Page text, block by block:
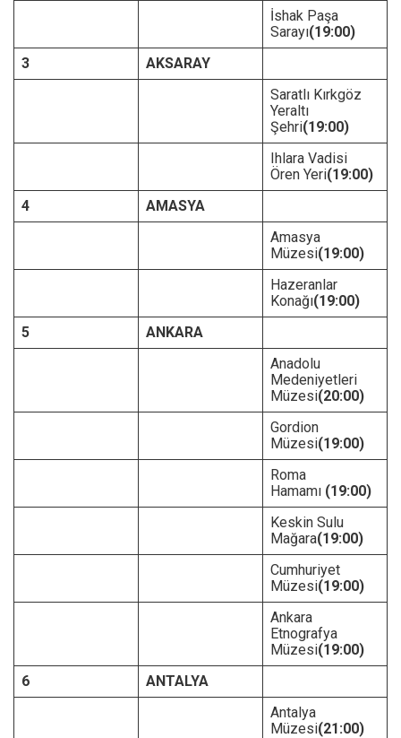
İshak Paşa
Sarayı(19:00)
3
AKSARAY
Saratlı Kırkgöz
Yeraltı
Şehri(19:00)
Ihlara Vadisi
Ören Yeri(19:00)
4
AMASYA
Amasya
Müzesi(19:00)
Hazeranlar
Konağı(19:00)
5
ANKARA
Anadolu
Medeniyetleri
Müzesi(20:00)
Gordion
Müzesi(19:00)
Roma
Hamamı (19:00)
Keskin Sulu
Mağara(19:00)
Cumhuriyet
Müzesi(19:00)
Ankara
Etnografya
Müzesi(19:00)
6
ANTALYA
Antalya
Müzesi(21:00)